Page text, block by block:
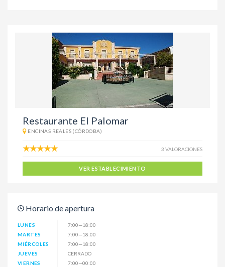
Restaurante El Palomar
ENCINAS REALES (CÓRDOBA)
3 VALORACIONES
VER ESTABLECIMIENTO
Horario de apertura
LUNES
7:00—18:00
MARTES
7:00—18:00
MIÉRCOLES
7:00—18:00
JUEVES
CERRADO
VIERNES
7:00—00:00